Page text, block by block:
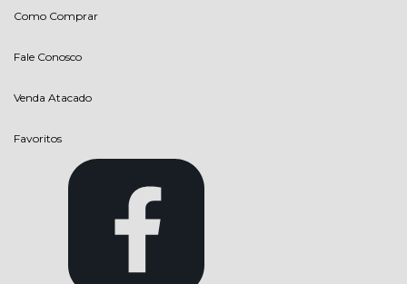
Como Comprar
Fale Conosco
Venda Atacado
Favoritos